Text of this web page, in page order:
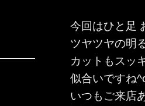
今回はひと足
ツヤツヤの明
カットもスッ
似合いですね
いつもご来店